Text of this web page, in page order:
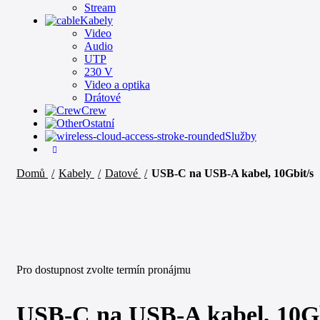
Stream
Kabely
Video
Audio
UTP
230 V
Video a optika
Drátové
Crew
Ostatní
Služby
Domů Kabely Datové USB-C na USB-A kabel, 10Gbit/s
Pro dostupnost zvolte termín pronájmu